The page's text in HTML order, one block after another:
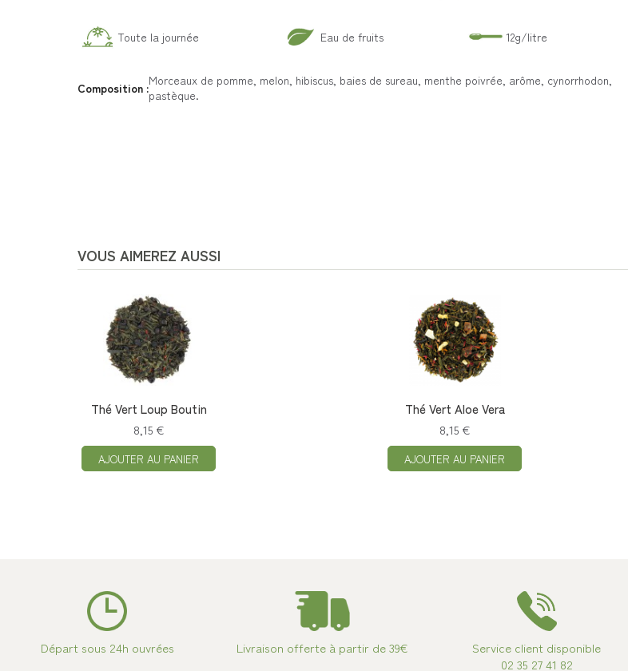
Toute la journée Eau de fruits 12g/litre
Composition :Morceaux de pomme, melon, hibiscus, baies de sureau, menthe poivrée, arôme, cynorrhodon,
pastèque.
VOUS AIMEREZ AUSSI
Thé Vert Loup Boutin
8,15 €
AJOUTER AU PANIER
Thé Vert Aloe Vera
8,15 €
AJOUTER AU PANIER
Départ sous 24h ouvrées Livraison offerte à partir de 39€
Service client disponible
02 35 27 41 82